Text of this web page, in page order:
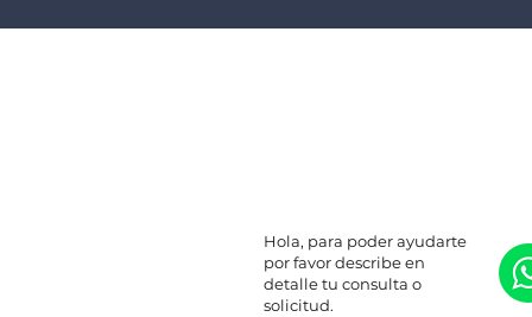
Hola, para poder ayudarte
por favor describe en
detalle tu consulta o
solicitud.